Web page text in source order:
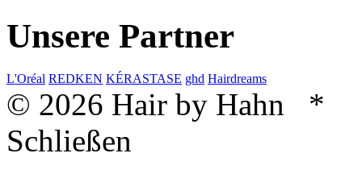
Unsere Partner
L'Oréal REDKEN KÉRASTASE ghd Hairdreams
© 2026 Hair by Hahn *
Schließen